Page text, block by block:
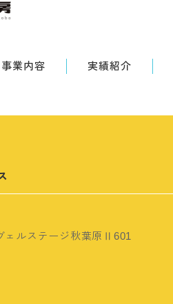
事業内容 実績紹介
ェルステージ秋葉原Ⅱ601